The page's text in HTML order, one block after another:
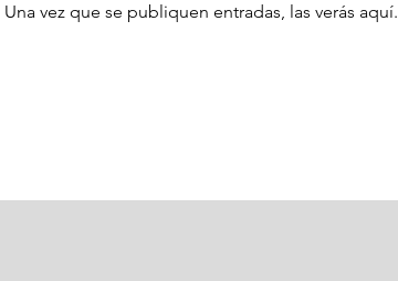
Una vez que se publiquen entradas, las verás aquí.